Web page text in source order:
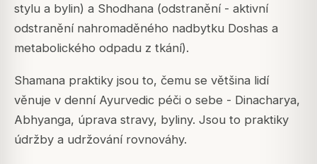
stylu a bylin) a Shodhana (odstranění - aktivní
odstranění nahromaděného nadbytku Doshas a
metabolického odpadu z tkání).
Shamana praktiky jsou to, čemu se většina lidí
věnuje v denní Ayurvedic péči o sebe - Dinacharya,
Abhyanga, úprava stravy, byliny. Jsou to praktiky
údržby a udržování rovnováhy.